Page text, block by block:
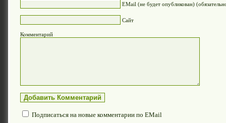
EMail (не будет опубликован)
Сайт
Комментарий
Подписаться на новые комментарии по EMail